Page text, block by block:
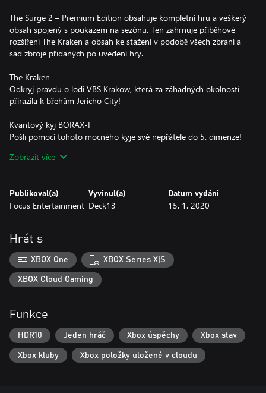
The Surge 2 – Premium Edition obsahuje kompletní hru a veškerý
obsah spojený s poukazem na sezónu. Ten zahrnuje příběhové
rozšíření The Kraken a obsah ke stažení v podobě všech zbraní a
sad zbroje přidaných po uvedení hry.
The Kraken
Odkryj pravdu o lodi VBS Krakow, která za záhadných okolností
přirazila k břehům Jericho City!
Kvantový kyj BORAX-I
Pošli pomocí tohoto mocného kyje své nepřátele do 5. dimenze!
Public Enemy Weapon Pack
Jericho’s Legacy Gear Pack
Tankobijec, elegantní výstroje Kyoko Hacker Suit nebo výstroje
oficiálního maskota Jericho Firetails!
Zobrazit více
Publikoval(a)
Focus Entertainment
Vyvinul(a)
Deck13
Datum vydání
15. 1. 2020
Hrát s
XBOX One XBOX Series X|S
XBOX Cloud Gaming
Funkce
HDR10 Jeden hráč Xbox úspěchy Xbox stav
Xbox kluby Xbox položky uložené v cloudu